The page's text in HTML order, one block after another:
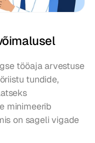
tööaja arvestuse
tundide,
minimeerib
on sageli vigade